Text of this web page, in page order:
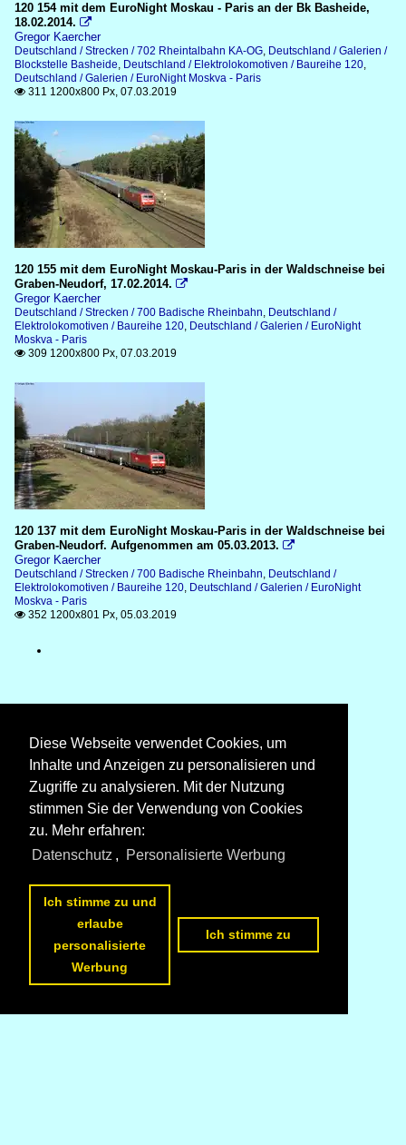
120 154 mit dem EuroNight Moskau - Paris an der Bk Basheide,
18.02.2014. 
Gregor Kaercher
Deutschland / Strecken / 702 Rheintalbahn KA-OG, Deutschland / Galerien /
Blockstelle Basheide, Deutschland / Elektrolokomotiven / Baureihe 120,
Deutschland / Galerien / EuroNight Moskva - Paris
 311 1200x800 Px, 07.03.2019
120 155 mit dem EuroNight Moskau-Paris in der Waldschneise bei
Graben-Neudorf, 17.02.2014. 
Gregor Kaercher
Deutschland / Strecken / 700 Badische Rheinbahn, Deutschland /
Elektrolokomotiven / Baureihe 120, Deutschland / Galerien / EuroNight
Moskva - Paris
 309 1200x800 Px, 07.03.2019
120 137 mit dem EuroNight Moskau-Paris in der Waldschneise bei
Graben-Neudorf. Aufgenommen am 05.03.2013. 
Gregor Kaercher
Deutschland / Strecken / 700 Badische Rheinbahn, Deutschland /
Elektrolokomotiven / Baureihe 120, Deutschland / Galerien / EuroNight
Moskva - Paris
 352 1200x801 Px, 05.03.2019
Diese Webseite verwendet Cookies, um
Inhalte und Anzeigen zu personalisieren und
Zugriffe zu analysieren. Mit der Nutzung
stimmen Sie der Verwendung von Cookies
zu. Mehr erfahren:
Datenschutz , Personalisierte Werbung
Ich stimme zu und
erlaube
personalisierte
Werbung
Ich stimme zu